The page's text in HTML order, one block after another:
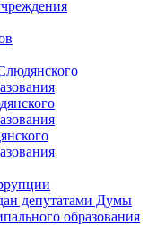
депутатами Думы
образования